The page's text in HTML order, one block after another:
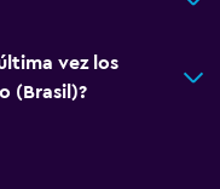
vez los
(Brasil)?